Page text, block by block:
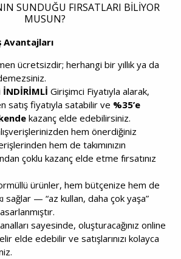
SUNDUĞU FIRSATLARI BILIYOR
MUSUN?
Avantajları
ücretsizdir; herhangi bir yıllık ya da
İNDİRİMLİ Girişimci Fiyatıyla alarak,
satış fiyatıyla satabilir ve %35’e
kazanç elde edebilirsiniz.
hem önerdiğiniz
hem de takımınızın
çoklu kazanç elde etme fırsatınız
ürünler, hem bütçenize hem de
sağlar — “az kullan, daha çok yaşa”
sayesinde, oluşturacağınız online
elde edebilir ve satışlarınızı kolayca